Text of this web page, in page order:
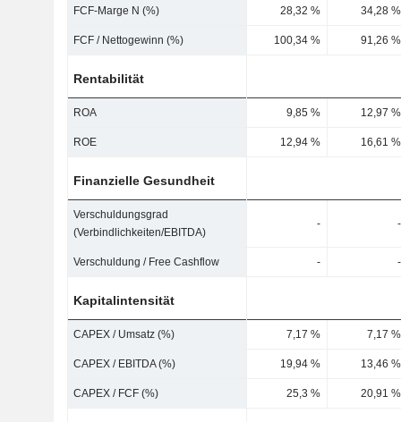
FCF-Marge N (%) 28,32 % 34,28 %
FCF / Nettogewinn (%) 100,34 % 91,26 %
Rentabilität
ROA 9,85 % 12,97 %
ROE 12,94 % 16,61 %
Finanzielle Gesundheit
Verschuldungsgrad
(Verbindlichkeiten/EBITDA)
- -
Verschuldung / Free Cashflow - -
Kapitalintensität
CAPEX / Umsatz (%) 7,17 % 7,17 %
CAPEX / EBITDA (%) 19,94 % 13,46 %
CAPEX / FCF (%) 25,3 % 20,91 %